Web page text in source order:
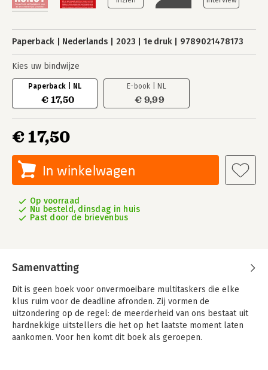
Paperback Nederlands 2023 1e druk 9789021478173
Kies uw bindwijze
Paperback | NL
€ 17,50
E-book | NL
€ 9,99
€ 17,50
In winkelwagen
Op voorraad
Nu besteld, dinsdag in huis
Past door de brievenbus
Samenvatting
Dit is geen boek voor onvermoeibare multitaskers die elke
klus ruim voor de deadline afronden. Zij vormen de
uitzondering op de regel: de meerderheid van ons bestaat uit
hardnekkige uitstellers die het op het laatste moment laten
aankomen. Voor hen komt dit boek als geroepen.